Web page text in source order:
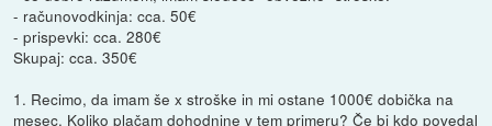
- računovodkinja: cca. 50€
- prispevki: cca. 280€
Skupaj: cca. 350€
1. Recimo, da imam še x stroške in mi ostane 1000€ dobička na
mesec. Koliko plačam dohodnine v tem primeru? Če bi kdo povedal